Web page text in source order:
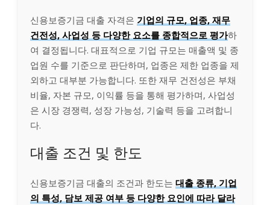
신용보증기금 대출 자격은 기업의 규모, 업종, 재무
건전성, 사업성 등 다양한 요소를 종합적으로 평가하
여 결정됩니다. 대표적으로 기업 규모는 매출액 및 종
업원 수를 기준으로 판단하며, 업종은 제한 업종을 제
외하고 대부분 가능합니다. 또한 재무 건전성은 부채
비율, 자본 규모, 이익률 등을 통해 평가하며, 사업성
은 시장 경쟁력, 성장 가능성, 기술력 등을 고려합니
다.
대출 조건 및 한도
신용보증기금 대출의 조건과 한도는 대출 종류, 기업
의 특성, 담보 제공 여부 등 다양한 요인에 따라 달라